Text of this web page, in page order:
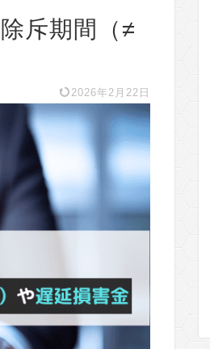
斥期間（≠
2026年2月22日